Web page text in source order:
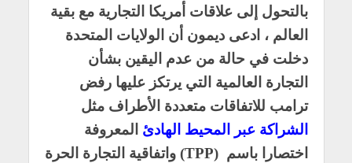
بالتحول إلى علاقات أمريكا التجارية مع بقية
العالم ، ادعى ديمون أن الولايات المتحدة
دخلت في حالة من عدم اليقين بشأن
التجارة العالمية التي يرتكز عليها رفض
ترامب للاتفاقات متعددة الأطراف مثل
الشراكة عبر المحيط الهادئ المعروفة
اختصارا باسم (TPP) واتفاقية التجارة الحرة